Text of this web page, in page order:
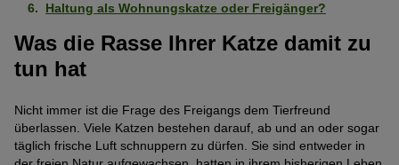
Haltung als Wohnungskatze oder Freigänger?
Was die Rasse Ihrer Katze damit zu
tun hat
Nicht immer ist die Frage des Freigangs dem Tierfreund
überlassen. Viele Katzen bestehen darauf, ab und an oder sogar
täglich frische Luft schnuppern zu dürfen. Sie sind entweder in